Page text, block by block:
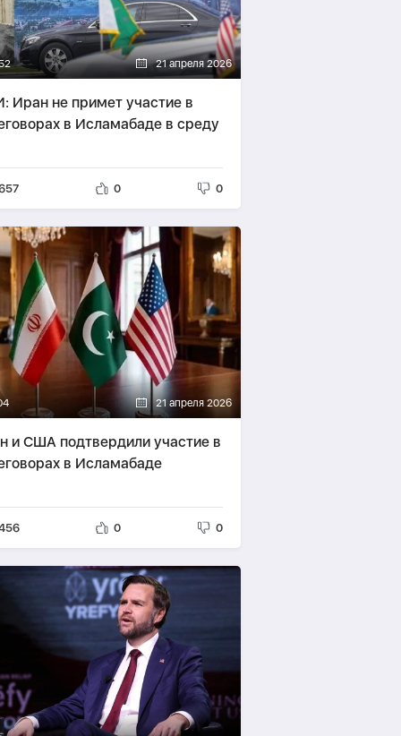
21 апреля 2026
Иран не примет участие в
в Исламабаде в среду
0 0
21 апреля 2026
и США подтвердили участие в
в Исламабаде
0 0